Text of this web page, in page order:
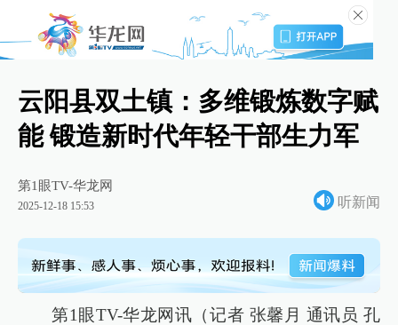
云阳县双土镇：多维锻炼数字赋
能 锻造新时代年轻干部生力军
第1眼TV-华龙网
2025-12-18 15:53 听新闻
第1眼TV-华龙网讯（记者 张馨月 通讯员 孔